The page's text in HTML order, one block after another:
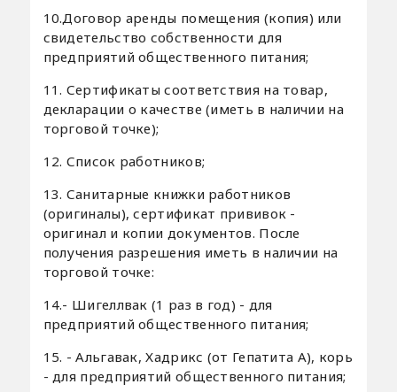
10.Договор аренды помещения (копия) или
свидетельство собственности для
предприятий общественного питания;
11. Сертификаты соответствия на товар,
декларации о качестве (иметь в наличии на
торговой точке);
12. Список работников;
13. Санитарные книжки работников
(оригиналы), сертификат прививок -
оригинал и копии документов. После
получения разрешения иметь в наличии на
торговой точке:
14.- Шигеллвак (1 раз в год) - для
предприятий общественного питания;
15. - Альгавак, Хадрикс (от Гепатита А), корь
- для предприятий общественного питания;